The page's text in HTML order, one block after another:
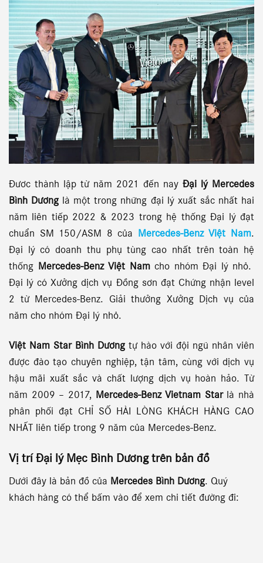
Đươc thành lập từ năm 2021 đến nay Đại lý Mercedes
Bình Dương là một trong những đại lý xuất sắc nhất hai
năm liên tiếp 2022 & 2023 trong hệ thống Đại lý đạt
chuẩn SM 150/ASM 8 của Mercedes-Benz Việt Nam.
Đại lý có doanh thu phụ tùng cao nhất trên toàn hệ
thống Mercedes-Benz Việt Namcho nhóm Đại lý nhỏ.
Đại lý có Xưởng dịch vụ Đồng sơn đạt Chứng nhận level
2 từ Mercedes-Benz. Giải thưởng Xưởng Dịch vụ của
năm cho nhóm Đại lý nhỏ.
Việt Nam Star Bình Dương tự hào với đội ngũ nhân viên
được đào tạo chuyên nghiệp, tận tâm, cùng với dịch vụ
hậu mãi xuất sắc và chất lượng dịch vụ hoàn hảo. Từ
năm 2009 – 2017, Mercedes-Benz Vietnam Starlà nhà
phân phối đạt CHỈ SỐ HÀI LÒNG KHÁCH HÀNG CAO
NHẤT liên tiếp trong 9 năm của Mercedes-Benz.
Vị trí Đại lý Mẹc Bình Dươngtrên bản đồ
Dưới đây là bản đồ của Mercedes Bình Dương. Quý
khách hàng có thể bấm vào để xem chi tiết đường đi: